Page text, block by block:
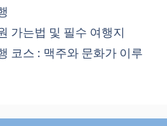
가는법 및 필수 여행지
코스 : 맥주와 문화가 이루